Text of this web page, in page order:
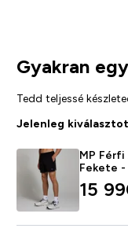
Gyakran
Tedd teljessé
Jelenleg
MP
Fekete -
15